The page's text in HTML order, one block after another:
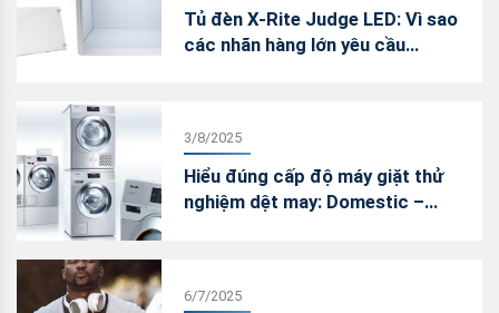
Tủ đèn X-Rite Judge LED: Vì sao
các nhãn hàng lớn yêu cầu
3/8/2025
Hiểu đúng cấp độ máy giặt thử
nghiệm dệt may: Domestic –
6/7/2025